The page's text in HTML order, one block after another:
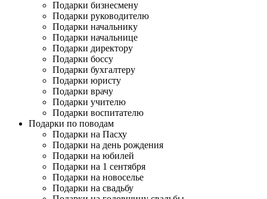
Подарки бизнесмену
Подарки руководителю
Подарки начальнику
Подарки начальнице
Подарки директору
Подарки боссу
Подарки бухгалтеру
Подарки юристу
Подарки врачу
Подарки учителю
Подарки воспитателю
Подарки по поводам
Подарки на Пасху
Подарки на день рождения
Подарки на юбилей
Подарки на 1 сентября
Подарки на новоселье
Подарки на свадьбу